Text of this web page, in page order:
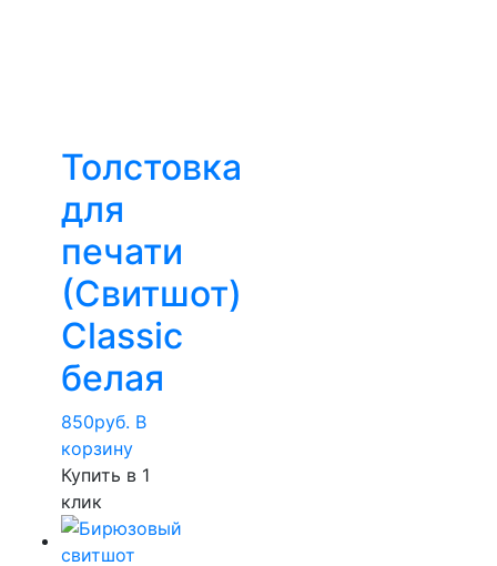
Толстовка
для
печати
(Свитшот)
Classic
белая
850руб. В
корзину
Купить в 1
клик